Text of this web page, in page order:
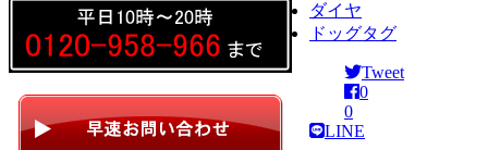
ダイヤ
ドッグタグ
Tweet
0
0
LINE